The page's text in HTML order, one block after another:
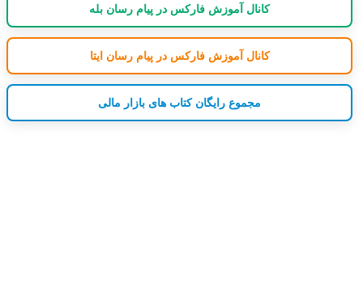
کانال آموزش فارکس در پیام رسان بله
کانال آموزش فارکس در پیام رسان ایتا
مجموع رایگان کتاب های بازار مالی